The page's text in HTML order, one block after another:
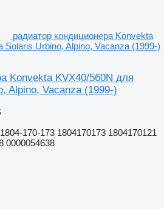
радиатор кондиционера Konvekta
Solaris Urbino, Alpino, Vacanza (1999-)
Konvekta KVX40/560N для
Alpino, Vacanza (1999-)
170-173 1804170173 1804170121
0000054638